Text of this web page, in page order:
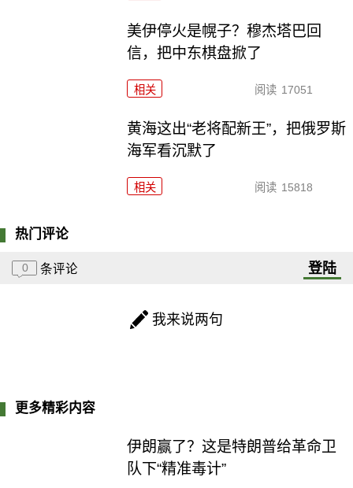
美伊停火是幌子？穆杰塔巴回
信，把中东棋盘掀了
相关 阅读 17051
黄海这出“老将配新王”，把俄罗斯
海军看沉默了
相关 阅读 15818
热门评论
0 条评论 登陆
我来说两句
更多精彩内容
伊朗赢了？这是特朗普给革命卫
队下“精准毒计”